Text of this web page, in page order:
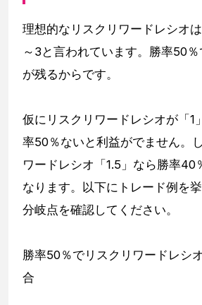
理想的なリスクリワードレシオ
～3と言われています。勝率50
が残るからです。
仮にリスクリワードレシオが「1
率50％ないと利益がでません。
ワードレシオ「1.5」なら勝率40
なります。以下にトレード例を
分岐点を確認してください。
勝率50％でリスクリワードレシ
合